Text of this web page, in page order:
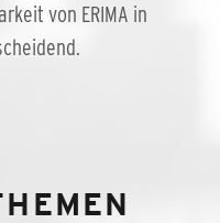
von ERIMA in